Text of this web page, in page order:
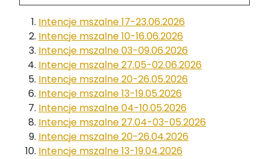
Intencje mszalne 17-23.06.2026
Intencje mszalne 10-16.06.2026
Intencje mszalne 03-09.06.2026
Intencje mszalne 27.05-02.06.2026
Intencje mszalne 20-26.05.2026
Intencje mszalne 13-19.05.2026
Intencje mszalne 04-10.05.2026
Intencje mszalne 27.04-03-05.2026
Intencje mszalne 20-26.04.2026
Intencje mszalne 13-19.04.2026